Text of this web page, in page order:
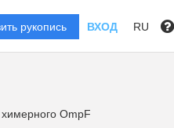
рукопись ВХОД RU
химерного ОmpF